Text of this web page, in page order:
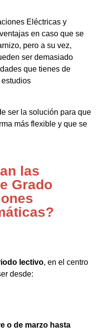
Eléctricas y
en caso que se
pero a su vez,
ser demasiado
que tienes de
estudios
ser la solución para que
más flexible y que se
las
Grado
lectivo, en el centro
desde:
o de marzo hasta